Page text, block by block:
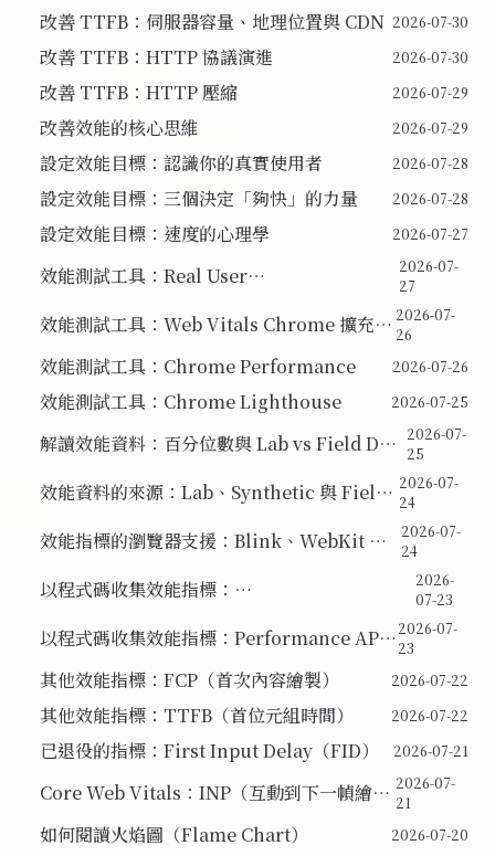
改善 TTFB：伺服器容量、地理位置與 CDN 2026-07-30
改善 TTFB：HTTP 協議演進 2026-07-30
改善 TTFB：HTTP 壓縮 2026-07-29
改善效能的核心思維 2026-07-29
設定效能目標：認識你的真實使用者 2026-07-28
設定效能目標：三個決定「夠快」的力量 2026-07-28
設定效能目標：速度的心理學 2026-07-27
效能測試工具：Real User
2026-07-
27
效能測試工具：Web Vitals Chrome 擴充功 2026-07-
26
效能測試工具：Chrome Performance 2026-07-26
效能測試工具：Chrome Lighthouse 2026-07-25
解讀效能資料：百分位數與 Lab vs Field Data
2026-07-
25
效能資料的來源：Lab、Synthetic 與 Field
2026-07-
24
效能指標的瀏覽器支援：Blink、WebKit 與
2026-07-
24
以程式碼收集效能指標：
2026-
07-23
以程式碼收集效能指標：Performance API
2026-07-
23
其他效能指標：FCP（首次內容繪製） 2026-07-22
其他效能指標：TTFB（首位元組時間） 2026-07-22
已退役的指標：First Input Delay（FID） 2026-07-21
Core Web Vitals：INP（互動到下一幀繪
2026-07-
21
如何閱讀火焰圖（Flame Chart） 2026-07-20